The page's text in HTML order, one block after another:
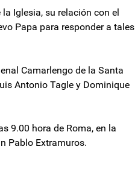
Iglesia, su relación con el
Papa para responder a tales
Camarlengo de la Santa
Antonio Tagle y Dominique
9.00 hora de Roma, en la
Pablo Extramuros.